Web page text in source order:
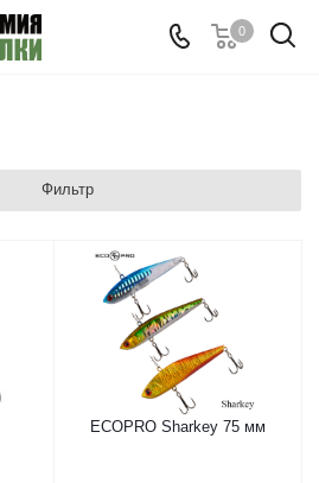
0
Фильтр
ECOPRO Sharkey 75 мм